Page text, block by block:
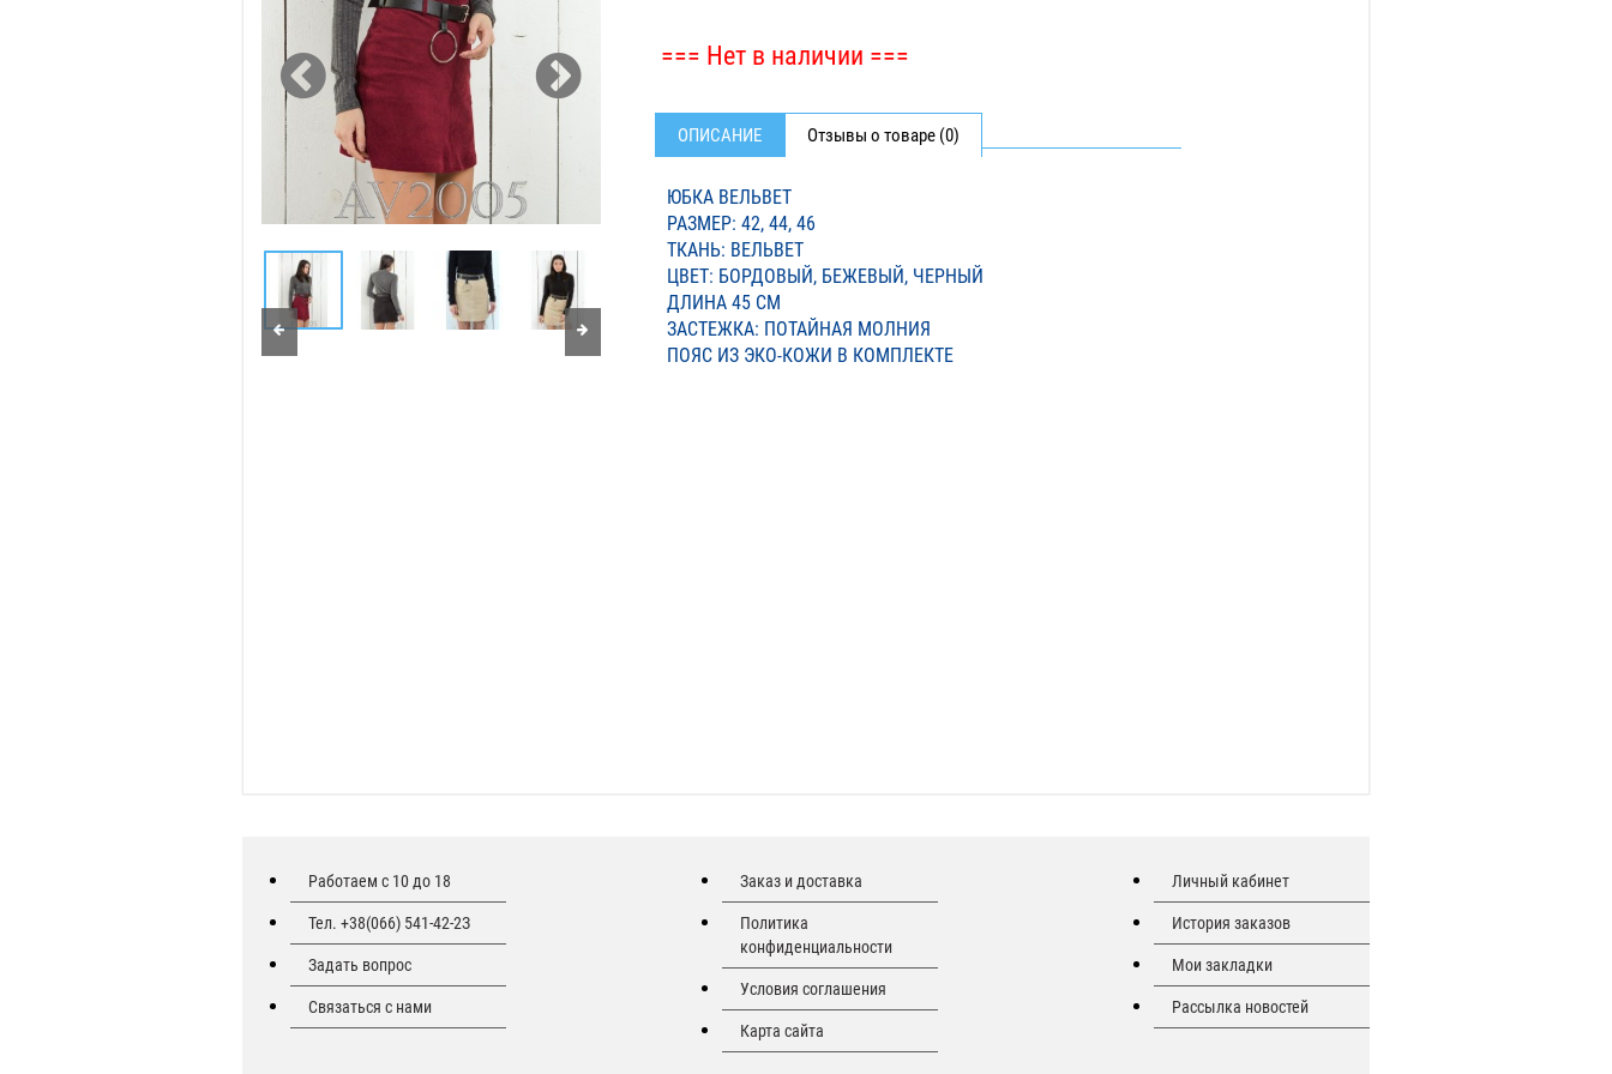
=== Нет в наличии ===
ОПИСАНИЕ Отзывы о товаре (0)
ЮБКА ВЕЛЬВЕТ
РАЗМЕР: 42, 44, 46
ТКАНЬ: ВЕЛЬВЕТ
ЦВЕТ: БОРДОВЫЙ, БЕЖЕВЫЙ, ЧЕРНЫЙ
ДЛИНА 45 СМ
ЗАСТЕЖКА: ПОТАЙНАЯ МОЛНИЯ
ПОЯС ИЗ ЭКО-КОЖИ В КОМПЛЕКТЕ
Работаем с 10 до 18
Тел. +38(066) 541-42-2З
Задать вопрос
Связаться с нами
Заказ и доставка
Политика
конфиденциальности
Условия соглашения
Карта сайта
Личный кабинет
История заказов
Мои закладки
Рассылка новостей